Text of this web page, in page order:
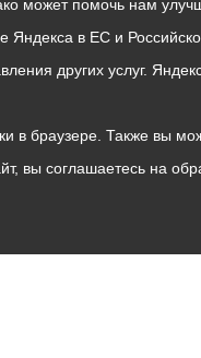
помочь нам
в ЕС и
других услуг.
в браузере. Также вы
вы соглашаетесь на